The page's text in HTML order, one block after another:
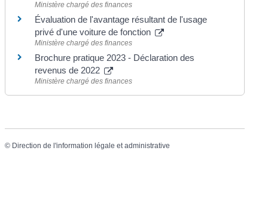
Ministère chargé des finances
Évaluation de l'avantage résultant de l'usage
privé d'une voiture de fonction
Ministère chargé des finances
Brochure pratique 2023 - Déclaration des
revenus de 2022
Ministère chargé des finances
© Direction de l'information légale et administrative